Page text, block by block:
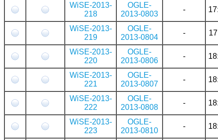
WiSE-2013-
218
OGLE-
2013-0803
-
WiSE-2013-
219
OGLE-
2013-0804
-
WiSE-2013-
220
OGLE-
2013-0806
-
WiSE-2013-
221
OGLE-
2013-0807
-
WiSE-2013-
222
OGLE-
2013-0808
-
WiSE-2013-
223
OGLE-
2013-0810
-